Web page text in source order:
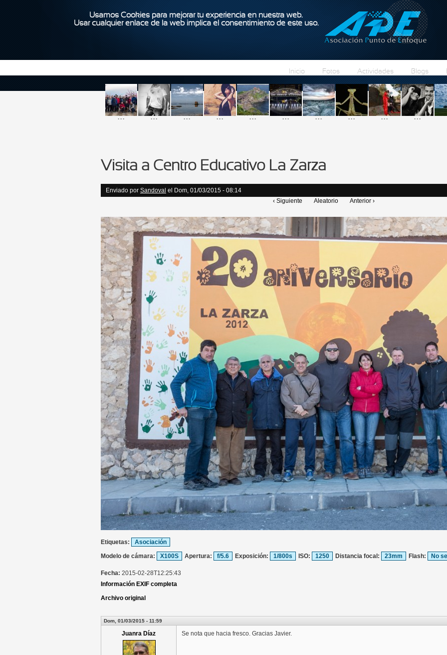
Usamos Cookies para mejorar tu experiencia en nuestra web.
Usar cualquier enlace de la web implica el consentimiento de este uso.
Pasar al contenido principal
Inicio Fotos Actividades Blogs
... ... ... ... ... ... ... ... ... ...
Visita a Centro Educativo La Zarza
Enviado por Sandoval el Dom, 01/03/2015 - 08:14
‹ Siguiente
Aleatorio Anterior ›
Etiquetas:
Asociación
Modelo de cámara:
X100S Apertura: f/5.6 Exposición: 1/800s ISO: 1250 Distancia focal: 23mm Flash: No
Fecha: 2015-02-28T12:25:43
Información EXIF completa
Archivo original
Dom, 01/03/2015 - 11:59
Juanra Díaz Se nota que hacia fresco. Gracias Javier.